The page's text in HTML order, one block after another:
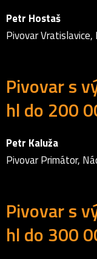
Petr Hostaš
Pivovar Vratislavice,
Pivovar s
hl do 200
Petr Kaluža
Pivovar Primátor,
Pivovar s
hl do 300